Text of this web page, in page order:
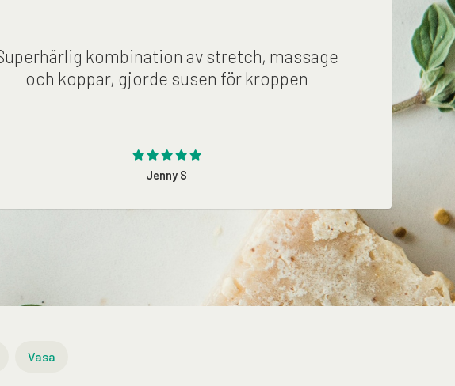
kombination av stretch, massage
och koppar, gjorde susen för kroppen
Jenny S
Vasa